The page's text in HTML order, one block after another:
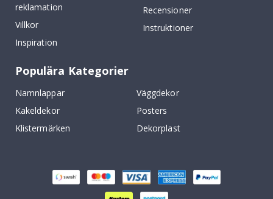
reklamation
Villkor
Inspiration
Recensioner
Instruktioner
Populära Kategorier
Namnlappar
Väggdekor
Kakeldekor
Posters
Klistermärken
Dekorplast